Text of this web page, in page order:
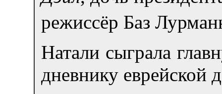
режиссёр Баз
Натали сыграла
дневнику еврейской